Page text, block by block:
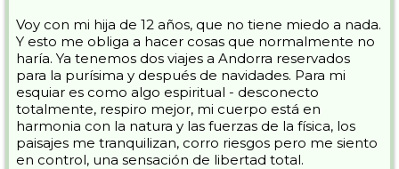
Voy con mi hija de 12 años, que no tiene miedo a nada.
Y esto me obliga a hacer cosas que normalmente no
haría. Ya tenemos dos viajes a Andorra reservados
para la purísima y después de navidades. Para mi
esquiar es como algo espiritual - desconecto
totalmente, respiro mejor, mi cuerpo está en
harmonia con la natura y las fuerzas de la física, los
paisajes me tranquilizan, corro riesgos pero me siento
en control, una sensación de libertad total.